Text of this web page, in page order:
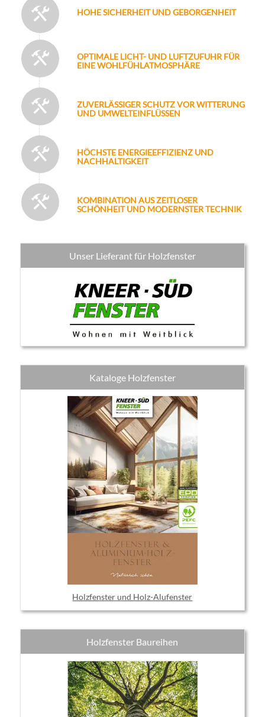
HOHE SICHERHEIT UND GEBORGENHEIT
OPTIMALE LICHT- UND LUFTZUFUHR FÜR
EINE WOHLFÜHLATMOSPHÄRE
ZUVERLÄSSIGER SCHUTZ VOR WITTERUNG
UND UMWELTEINFLÜSSEN
HÖCHSTE ENERGIEEFFIZIENZ UND
NACHHALTIGKEIT
KOMBINATION AUS ZEITLOSER
SCHÖNHEIT UND MODERNSTER TECHNIK
Unser Lieferant für Holzfenster
Kataloge Holzfenster
Holzfenster und Holz-Alufenster
Holzfenster Baureihen